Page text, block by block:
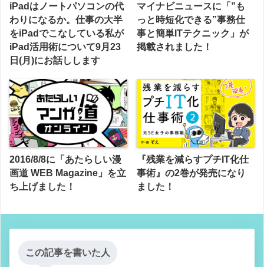
iPadはノートパソコンの代
わりになるか。仕事の大半
をiPadでこなしている私が
iPad活用術について9月23
日(月)にお話しします
マイナビニュースに「”も
っと時短化できる”事務仕
事と簡単ITテクニック」が
掲載されました！
2016/8/8に「あたらしい漫
画道 WEB Magazine」を立
ち上げました！
『残業を減らすプチIT化仕
事術』の2巻が発売になり
ました！
この記事を書いた人